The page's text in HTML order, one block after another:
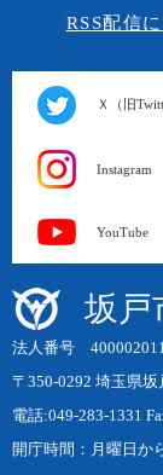
RSS配信
Ｘ（旧
Instagram
YouTube
坂戸
法人番号
〒350-0292 埼玉県
電話:049-283-1331
開庁時間：月曜日か